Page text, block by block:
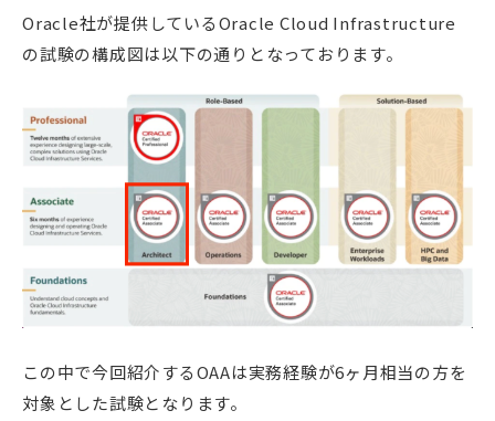
Oracle社が提供しているOracle Cloud Infrastructure
の試験の構成図は以下の通りとなっております。
この中で今回紹介するOAAは実務経験が6ヶ月相当の方を
対象とした試験となります。